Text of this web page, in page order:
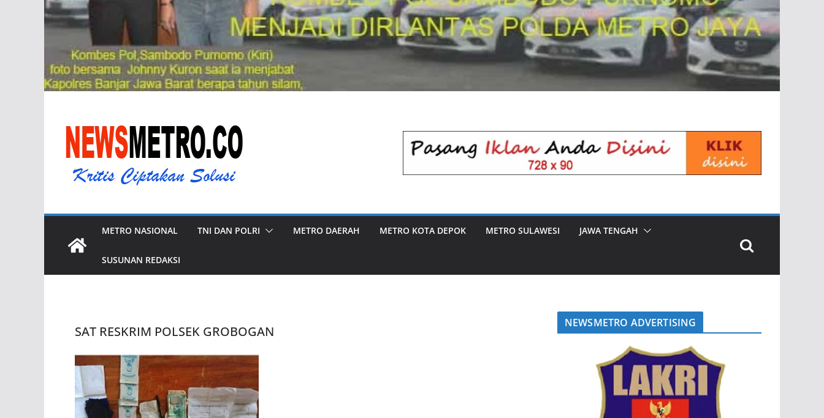
METRO NASIONAL TNI DAN POLRI METRO DAERAH METRO KOTA DEPOK METRO SULAWESI JAWA TENGAH
SUSUNAN REDAKSI
SAT RESKRIM POLSEK GROBOGAN
NEWSMETRO ADVERTISING